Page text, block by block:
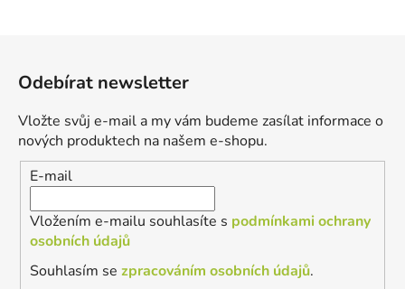
Odebírat newsletter
Vložte svůj e-mail a my vám budeme zasílat informace o
nových produktech na našem e-shopu.
E-mail
Vložením e-mailu souhlasíte s podmínkami ochrany
osobních údajů
Souhlasím se zpracováním osobních údajů.